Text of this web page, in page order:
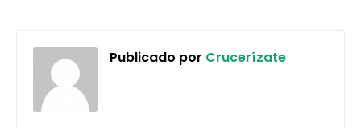
Publicado por Crucerízate